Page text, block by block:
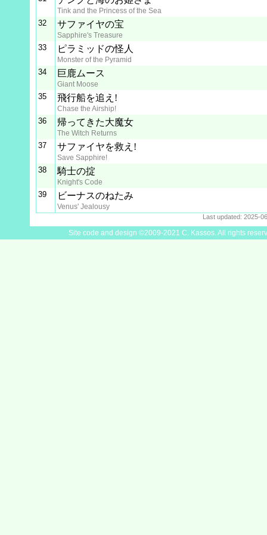
Tink and the Princess of the Sea
32 サファイヤの宝
Sapphire's Treasure
33 ピラミッドの怪人
Monster of the Pyramid
34 巨鹿ムース
Giant Moose
35 飛行船を追え!
Chase the Airship!
36 帰ってきた大魔女
The Witch Returns
37 サファイヤを救え!
Save Sapphire!
38 騎士の掟
Knight's Code
39 ビーナスのねたみ
Venus' Jealousy
Last updated: 2025-
Site code and design ©2009-2021 C. Kassos. All rights